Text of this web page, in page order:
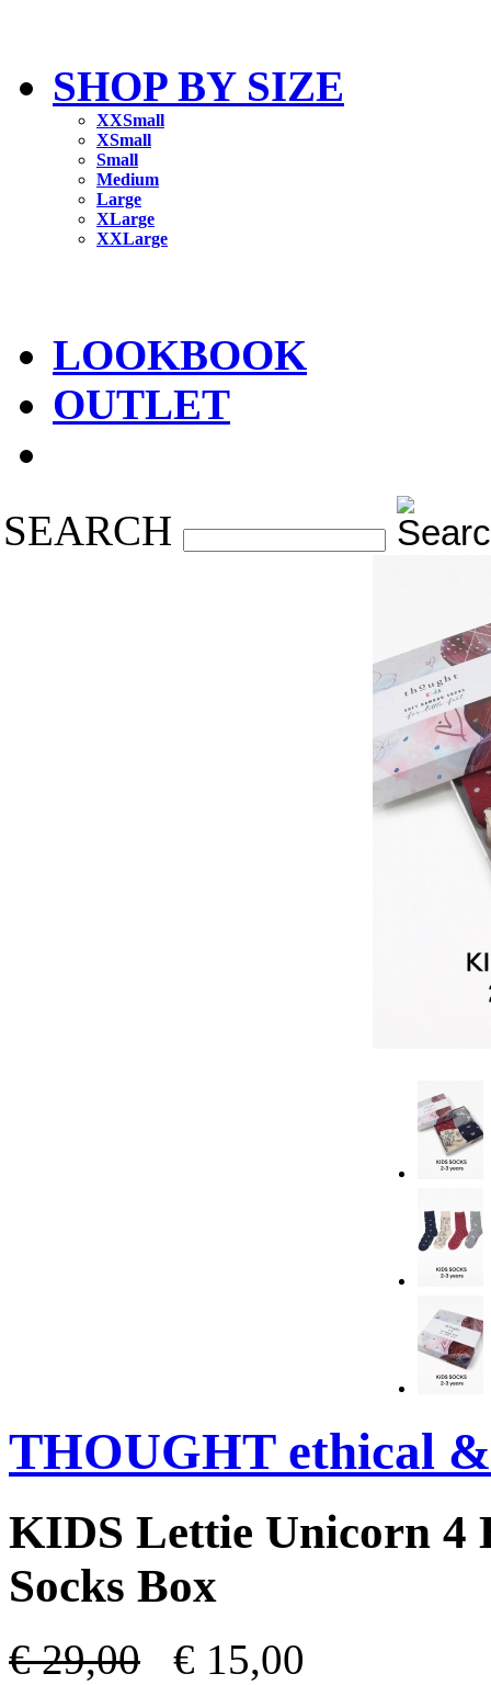
SHOP BY SIZE
XXSmall
XSmall
Small
Medium
Large
XLarge
XXLarge
LOOKBOOK
OUTLET
SEARCH
THOUGHT ethical
KIDS Lettie Unicorn 4
Socks Box
€29,00 € 15,00